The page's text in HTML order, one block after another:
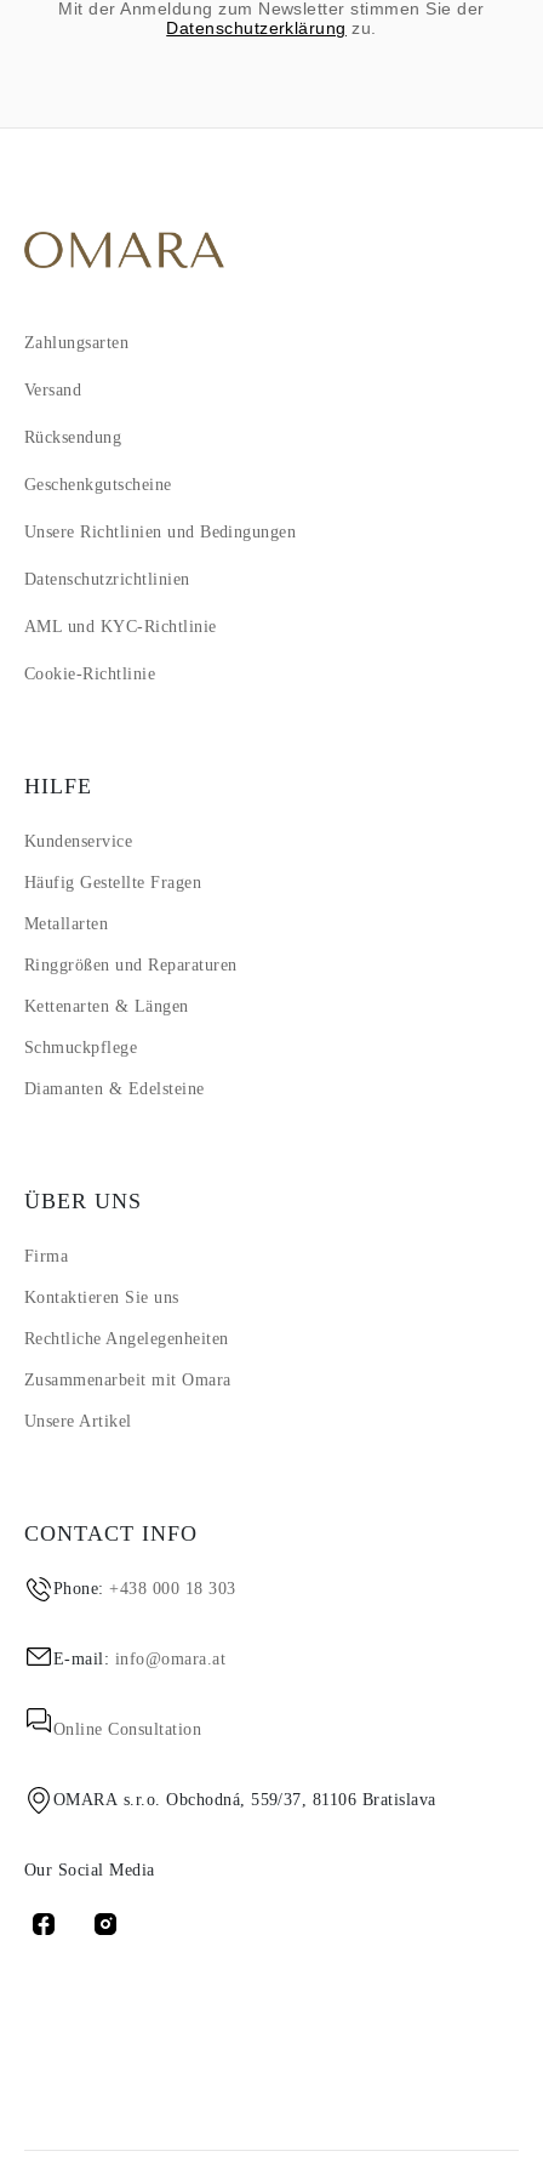
Mit der Anmeldung zum Newsletter stimmen Sie der
Datenschutzerklärung zu.
Zahlungsarten
Versand
Rücksendung
Geschenkgutscheine
Unsere Richtlinien und Bedingungen
Datenschutzrichtlinien
AML und KYC-Richtlinie
Cookie-Richtlinie
HILFE
Kundenservice
Häufig Gestellte Fragen
Metallarten
Ringgrößen und Reparaturen
Kettenarten & Längen
Schmuckpflege
Diamanten & Edelsteine
ÜBER UNS
Firma
Kontaktieren Sie uns
Rechtliche Angelegenheiten
Zusammenarbeit mit Omara
Unsere Artikel
CONTACT INFO
Phone:+438 000 18 303
E-mail: info@omara.at
Online Consultation
OMARA s.r.o. Obchodná, 559/37, 81106 Bratislava
Our Social Media